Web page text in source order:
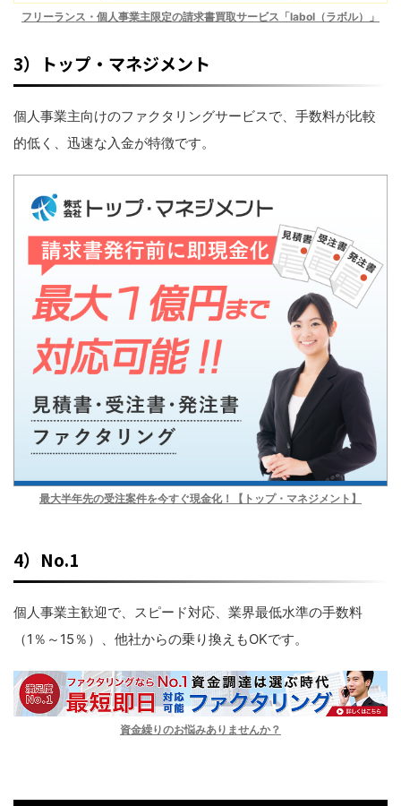
フリーランス・個人事業主限定の請求書買取サービス「labol（ラボル）」
3）トップ・マネジメント
個人事業主向けのファクタリングサービスで、手数料が比較
的低く、迅速な入金が特徴です。
最大半年先の受注案件を今すぐ現金化！【トップ・マネジメント】
4）No.1
個人事業主歓迎で、スピード対応、業界最低水準の手数料
（1％～15％）、他社からの乗り換えもOKです。
資金繰りのお悩みありませんか？